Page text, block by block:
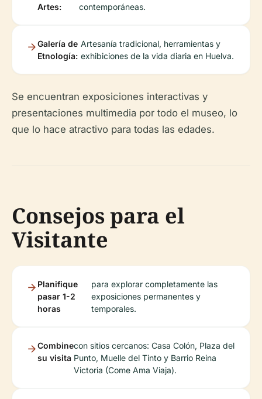
Artes:
contemporáneas.
Galería de
Etnología:
Artesanía tradicional, herramientas y
exhibiciones de la vida diaria en Huelva.
Se encuentran exposiciones interactivas y
presentaciones multimedia por todo el museo, lo
que lo hace atractivo para todas las edades.
Consejos para el
Visitante
Planifique
pasar 1-2
horas
para explorar completamente las
exposiciones permanentes y
temporales.
Combine
su visita
con sitios cercanos: Casa Colón, Plaza del
Punto, Muelle del Tinto y Barrio Reina
Victoria (Come Ama Viaja).